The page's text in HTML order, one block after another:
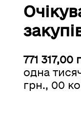
771 317,00
одна
грн., 00